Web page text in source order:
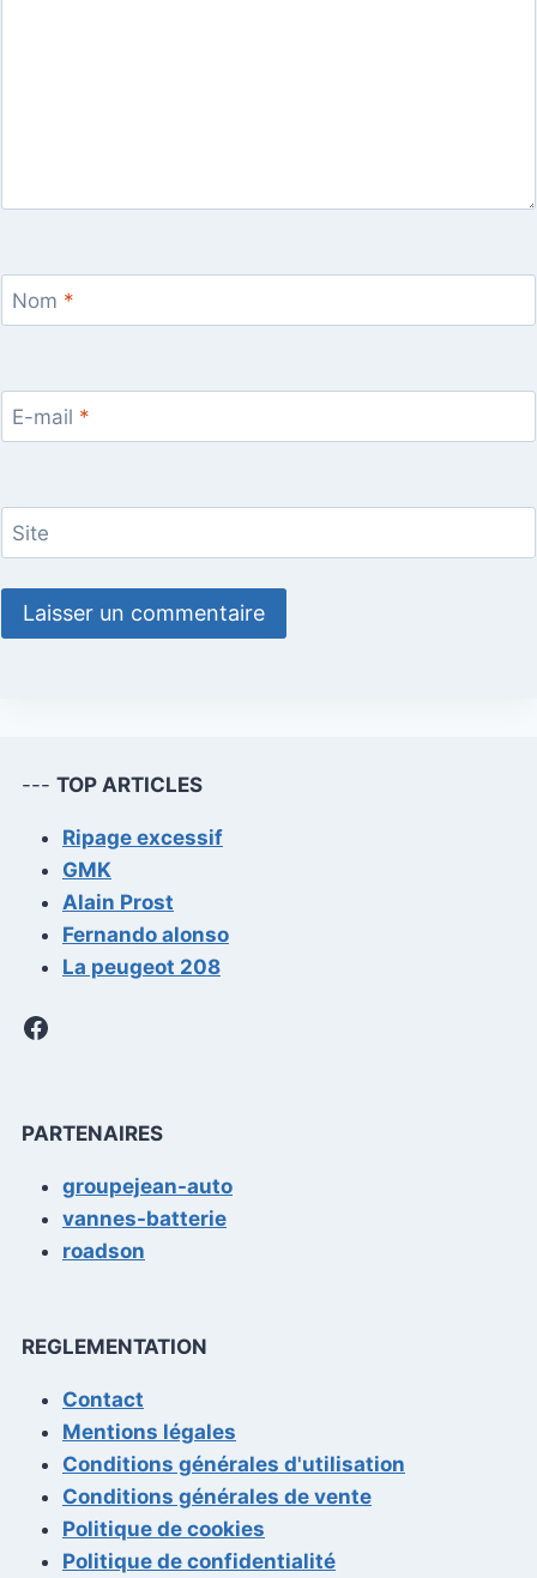
Nom *
E-mail *
Site
--- TOP ARTICLES
Ripage excessif
GMK
Alain Prost
Fernando alonso
La peugeot 208
Facebook
PARTENAIRES
groupejean-auto
vannes-batterie
roadson
REGLEMENTATION
Contact
Mentions légales
Conditions générales d'utilisation
Conditions générales de vente
Politique de cookies
Politique de confidentialité